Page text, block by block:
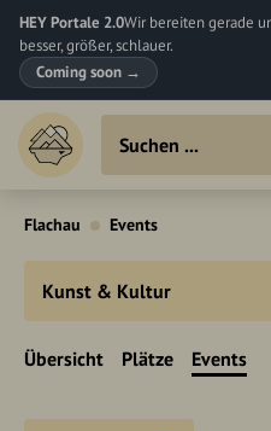
HEY Portale 2.0Wir bereiten gerade
besser, größer, schlauer.
Coming soon →
Flachau Events
Kunst & Kultur
Übersicht Plätze Events